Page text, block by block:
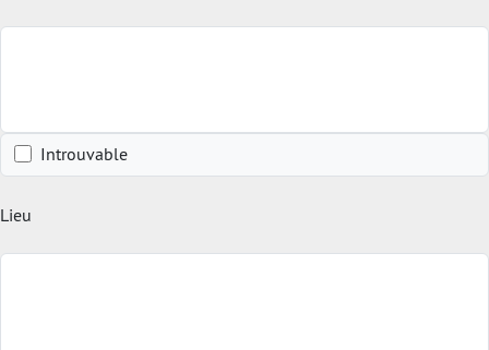
Introuvable
Lieu